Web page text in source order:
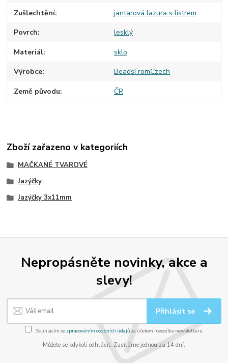
Zušlechtění jantarová lazura s listrem
Povrch lesklý
Materiál sklo
Výrobce BeadsFromCzech
Země původu ČR
Zboží zařazeno v kategoriích
MAČKANÉ TVAROVÉ
Jazýčky
Jazýčky 3x11mm
Nepropásněte novinky, akce a
slevy!
Přihlásit se
Souhlasím se zpracováním osobních údajůza účelem rozesílky newsletteru.
Můžete se kdykoli odhlásit. Zasíláme jednou za 14 dní.